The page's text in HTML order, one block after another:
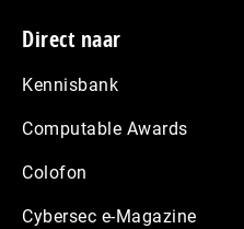
Footer
Direct naar
Kennisbank
Computable Awards
Colofon
Cybersec e-Magazine